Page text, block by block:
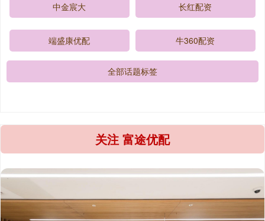
中金宸大 长红配资
端盛康优配 牛360配资
全部话题标签
关注 富途优配